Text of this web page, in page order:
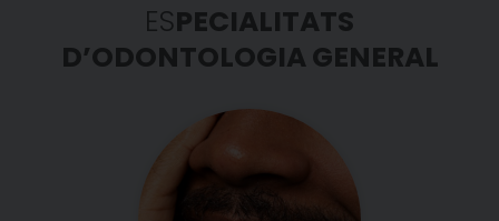
ESPECIALITATS
D’ODONTOLOGIA GENERAL